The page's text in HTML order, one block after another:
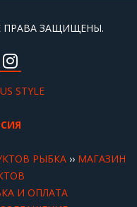
икры черной
купить
ПРАВА ЗАЩИЩЕНЫ.
STYLE
РЫБКА›› МАГАЗИН
И ОПЛАТА